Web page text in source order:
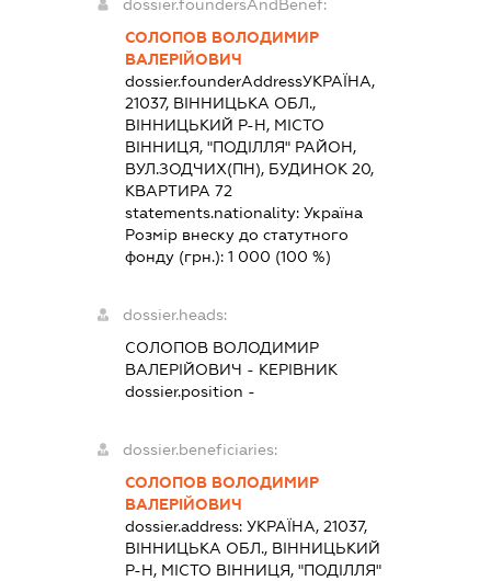
dossier.foundersAndBenef:
СОЛОПОВ ВОЛОДИМИР
ВАЛЕРІЙОВИЧ
dossier.founderAddressУКРАЇНА,
21037, ВІННИЦЬКА ОБЛ.,
ВІННИЦЬКИЙ Р-Н, МІСТО
ВІННИЦЯ, "ПОДІЛЛЯ" РАЙОН,
ВУЛ.ЗОДЧИХ(ПН), БУДИНОК 20,
КВАРТИРА 72
statements.nationality: Україна
Розмір внеску до статутного
фонду (грн.): 1 000 (100 %)
dossier.heads:
СОЛОПОВ ВОЛОДИМИР
ВАЛЕРІЙОВИЧ - КЕРІВНИК
dossier.position -
dossier.beneficiaries:
СОЛОПОВ ВОЛОДИМИР
ВАЛЕРІЙОВИЧ
dossier.address: УКРАЇНА, 21037,
ВІННИЦЬКА ОБЛ., ВІННИЦЬКИЙ
Р-Н, МІСТО ВІННИЦЯ, "ПОДІЛЛЯ"